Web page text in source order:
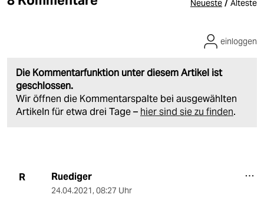
Neueste / Älteste
Die Kommentarfunktion unter diesem Artikel ist
geschlossen.
Wir öffnen die Kommentarspalte bei ausgewählten
Artikeln für etwa drei Tage – hier sind sie zu finden.
einloggen
R Ruediger
24.04.2021, 08:27 Uhr